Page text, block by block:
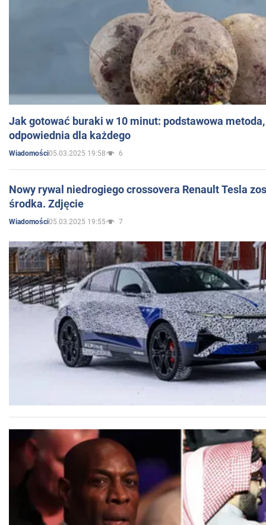
Jak gotować buraki w 10 minut: podstawowa
odpowiednia dla każdego
Wiadomości05.03.2025 19:58 6
Nowy rywal niedrogiego crossovera Renault Tesla
środka. Zdjęcie
Wiadomości05.03.2025 19:55 7